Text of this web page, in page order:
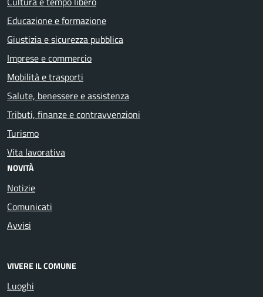
Educazione e formazione
Giustizia e sicurezza pubblica
Imprese e commercio
Mobilità e trasporti
Salute, benessere e assistenza
Tributi, finanze e contravvenzioni
Turismo
Vita lavorativa
NOVITÀ
Notizie
Comunicati
Avvisi
VIVERE IL COMUNE
Luoghi